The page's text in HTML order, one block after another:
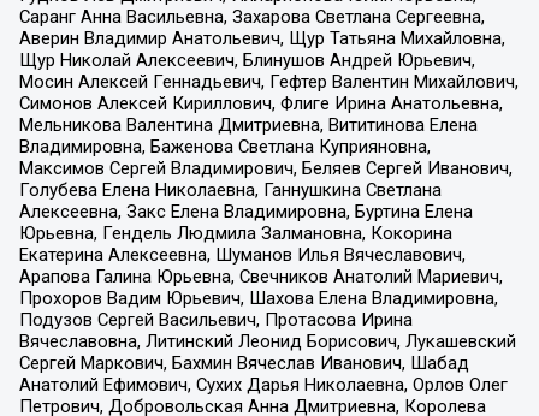
Саранг Анна Васильевна, Захарова Светлана Сергеевна,
Аверин Владимир Анатольевич, Щур Татьяна Михайловна,
Щур Николай Алексеевич, Блинушов Андрей Юрьевич,
Мосин Алексей Геннадьевич, Гефтер Валентин Михайлович,
Симонов Алексей Кириллович, Флиге Ирина Анатольевна,
Мельникова Валентина Дмитриевна, Вититинова Елена
Владимировна, Баженова Светлана Куприяновна,
Максимов Сергей Владимирович, Беляев Сергей Иванович,
Голубева Елена Николаевна, Ганнушкина Светлана
Алексеевна, Закс Елена Владимировна, Буртина Елена
Юрьевна, Гендель Людмила Залмановна, Кокорина
Екатерина Алексеевна, Шуманов Илья Вячеславович,
Арапова Галина Юрьевна, Свечников Анатолий Мариевич,
Прохоров Вадим Юрьевич, Шахова Елена Владимировна,
Подузов Сергей Васильевич, Протасова Ирина
Вячеславовна, Литинский Леонид Борисович, Лукашевский
Сергей Маркович, Бахмин Вячеслав Иванович, Шабад
Анатолий Ефимович, Сухих Дарья Николаевна, Орлов Олег
Петрович, Добровольская Анна Дмитриевна, Королева